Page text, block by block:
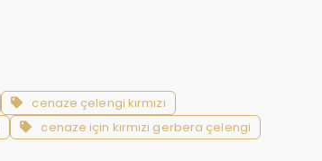
cenaze çelengi kırmızı
cenaze için kırmızı gerbera çelengi